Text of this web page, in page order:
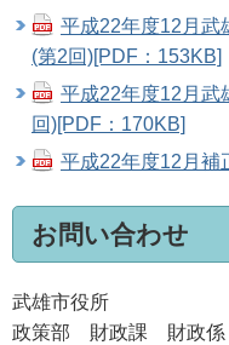
平成22年度12月武
(第2回)[PDF：153KB]
平成22年度12月武
回)[PDF：170KB]
平成22年度12月補
お問い合わせ
武雄市役所
政策部 財政課 財政係